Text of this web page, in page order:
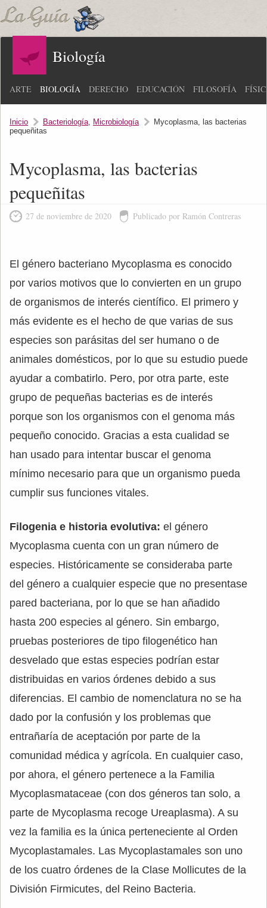
Biología
ARTE BIOLOGÍA DERECHO EDUCACIÓN FILOSOFÍA
Inicio Bacteriología, Microbiología
Mycoplasma, las bacterias
pequeñitas
Mycoplasma, las bacterias
pequeñitas
27 de noviembre de 2020 Publicado por Ramón Contreras
El género bacteriano Mycoplasma es conocido
por varios motivos que lo convierten en un grupo
de organismos de interés científico. El primero y
más evidente es el hecho de que varias de sus
especies son parásitas del ser humano o de
animales domésticos, por lo que su estudio puede
ayudar a combatirlo. Pero, por otra parte, este
grupo de pequeñas bacterias es de interés
porque son los organismos con el genoma más
pequeño conocido. Gracias a esta cualidad se
han usado para intentar buscar el genoma
mínimo necesario para que un organismo pueda
cumplir sus funciones vitales.
Filogenia e historia evolutiva: el género
Mycoplasma cuenta con un gran número de
especies. Históricamente se consideraba parte
del género a cualquier especie que no presentase
pared bacteriana, por lo que se han añadido
hasta 200 especies al género. Sin embargo,
pruebas posteriores de tipo filogenético han
desvelado que estas especies podrían estar
distribuidas en varios órdenes debido a sus
diferencias. El cambio de nomenclatura no se ha
dado por la confusión y los problemas que
entrañaría de aceptación por parte de la
comunidad médica y agrícola. En cualquier caso,
por ahora, el género pertenece a la Familia
Mycoplasmataceae (con dos géneros tan solo, a
parte de Mycoplasma recoge Ureaplasma). A su
vez la familia es la única perteneciente al Orden
Mycoplastamales. Las Mycoplastamales son uno
de los cuatro órdenes de la Clase Mollicutes de la
División Firmicutes, del Reino Bacteria.